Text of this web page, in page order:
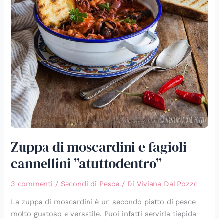
Zuppa di moscardini e fagioli
cannellini ”atuttodentro”
3 commenti / Secondi di Pesce / DiViviana Dal Pozzo
La zuppa di moscardini è un secondo piatto di pesce
molto gustoso e versatile. Puoi infatti servirla tiepida